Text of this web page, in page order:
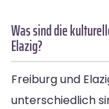
Was sind die
Elazig?
Freiburg und
unterschiedlich